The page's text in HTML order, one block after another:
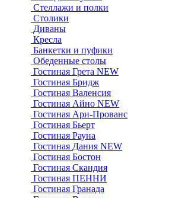
Стеллажи и полки
Столики
Диваны
Кресла
Банкетки и пуфики
Обеденные столы
Гостиная Грета NEW
Гостиная Бридж
Гостиная Валенсия
Гостиная Айно NEW
Гостиная Ари-Прованс
Гостиная Бьерт
Гостиная Рауна
Гостиная Дания NEW
Гостиная Бостон
Гостиная Скандия
Гостиная ПЕННИ
Гостиная Гранада